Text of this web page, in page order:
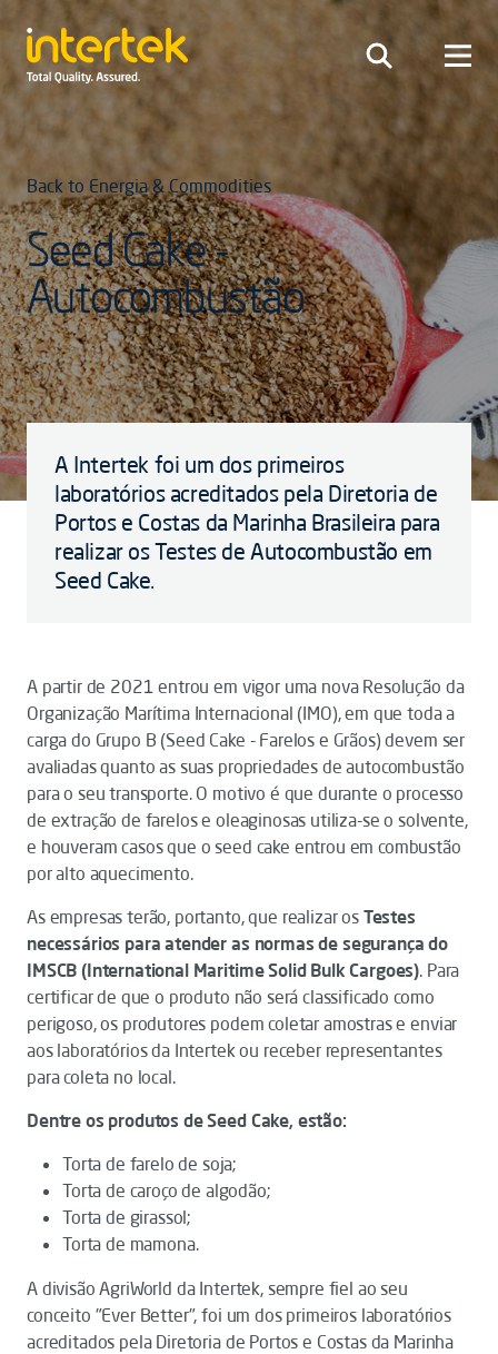
Back to Energia & Commodities
Seed Cake -
Autocombustão
A Intertek foi um dos primeiros
laboratórios acreditados pela Diretoria de
Portos e Costas da Marinha Brasileira para
realizar os Testes de Autocombustão em
Seed Cake.
A partir de 2021 entrou em vigor uma nova Resolução da
Organização Marítima Internacional (IMO), em que toda a
carga do Grupo B (Seed Cake - Farelos e Grãos) devem ser
avaliadas quanto as suas propriedades de autocombustão
para o seu transporte. O motivo é que durante o processo
de extração de farelos e oleaginosas utiliza-se o solvente,
e houveram casos que o seed cake entrou em combustão
por alto aquecimento.
As empresas terão, portanto, que realizar os Testes
necessários para atender as normas de segurança do
IMSCB (International Maritime Solid Bulk Cargoes). Para
certificar de que o produto não será classificado como
perigoso, os produtores podem coletar amostras e enviar
aos laboratórios da Intertek ou receber representantes
para coleta no local.
Dentre os produtos de Seed Cake, estão:
Torta de farelo de soja;
Torta de caroço de algodão;
Torta de girassol;
Torta de mamona.
A divisão AgriWorld da Intertek, sempre fiel ao seu
conceito "Ever Better", foi um dos primeiros laboratórios
acreditados pela Diretoria de Portos e Costas da Marinha